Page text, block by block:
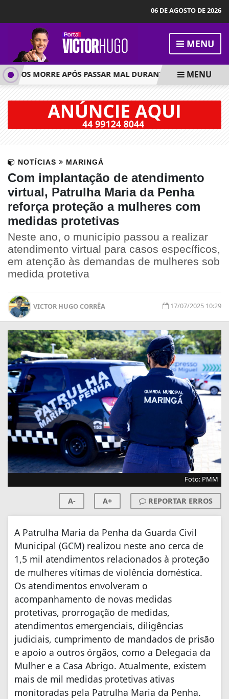
06 DE AGOSTO DE 2026
MENU
MORRE APÓS PASSAR MAL DURANTE AULA DEMENU
NOTÍCIAS MARINGÁ
Com implantação de atendimento
virtual, Patrulha Maria da Penha
reforça proteção a mulheres com
medidas protetivas
Neste ano, o município passou a realizar
atendimento virtual para casos específicos,
em atenção às demandas de mulheres sob
medida protetiva
VICTOR HUGO CORRÊA 17/07/2025 10:29
Foto: PMM
A- A+ REPORTAR ERROS
A Patrulha Maria da Penha da Guarda Civil
Municipal (GCM) realizou neste ano cerca de
1,5 mil atendimentos relacionados à proteção
de mulheres vítimas de violência doméstica.
Os atendimentos envolveram o
acompanhamento de novas medidas
protetivas, prorrogação de medidas,
atendimentos emergenciais, diligências
judiciais, cumprimento de mandados de prisão
e apoio a outros órgãos, como a Delegacia da
Mulher e a Casa Abrigo. Atualmente, existem
mais de mil medidas protetivas ativas
monitoradas pela Patrulha Maria da Penha.